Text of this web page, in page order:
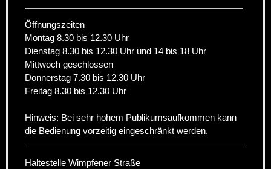
Öffnungszeiten
Montag 8.30 bis 12.30 Uhr
Dienstag 8.30 bis 12.30 Uhr und 14 bis 18 Uhr
Mittwoch geschlossen
Donnerstag 7.30 bis 12.30 Uhr
Freitag 8.30 bis 12.30 Uhr
Hinweis: Bei sehr hohem Publikumsaufkommen kann
die Bedienung vorzeitig eingeschränkt werden.
Haltestelle Wimpfener Straße